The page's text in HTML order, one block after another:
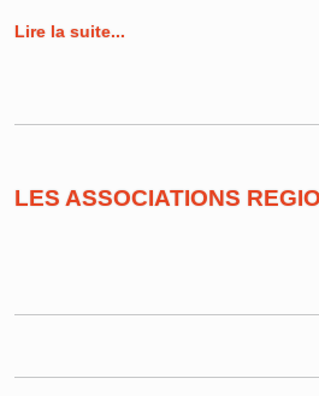
Lire la suite...
LES ASSOCIATIONS